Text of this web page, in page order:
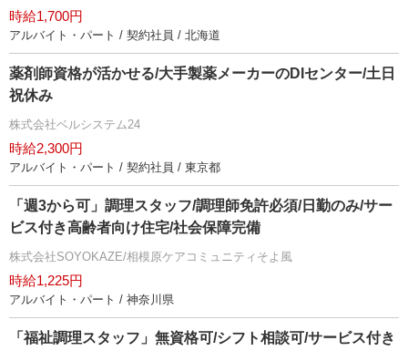
時給1,700円
アルバイト・パート / 契約社員 / 北海道
薬剤師資格が活かせる/大手製薬メーカーのDIセンター/土日
祝休み
株式会社ベルシステム24
時給2,300円
アルバイト・パート / 契約社員 / 東京都
「週3から可」調理スタッフ/調理師免許必須/日勤のみ/サー
ビス付き高齢者向け住宅/社会保障完備
株式会社SOYOKAZE/相模原ケアコミュニティそよ風
時給1,225円
アルバイト・パート / 神奈川県
「福祉調理スタッフ」無資格可/シフト相談可/サービス付き